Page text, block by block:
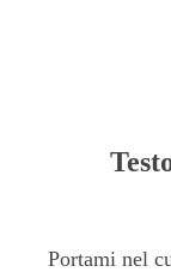
Portami nel